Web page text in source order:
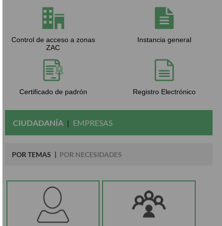
Control de acceso a zonas
ZAC
Instancia general
Certificado de padrón Registro Electrónico
CIUDADANÍA EMPRESAS
POR TEMAS POR NECESIDADES